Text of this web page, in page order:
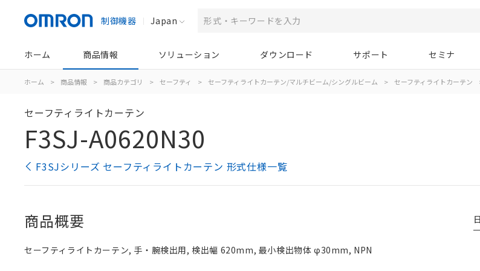
制御機器 Japan
ホーム 商品情報 ソリューション ダウンロード サポート セミナ
ホーム > 商品情報 > 商品カテゴリ > セーフティ > セーフティライトカーテン/マルチビーム/シングルビーム > セーフティライトカーテン
セーフティライトカーテン
F3SJ-A0620N30
F3SJシリーズ セーフティライトカーテン 形式仕様一覧
商品概要
セーフティライトカーテン, 手・腕検出用, 検出幅 620mm, 最小検出物体 φ30mm, NPN